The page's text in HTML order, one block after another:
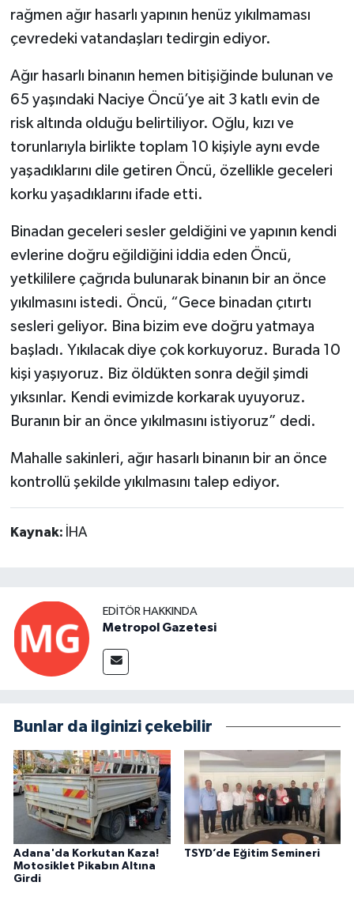
rağmen ağır hasarlı yapının henüz yıkılmaması
çevredeki vatandaşları tedirgin ediyor.
Ağır hasarlı binanın hemen bitişiğinde bulunan ve
65 yaşındaki Naciye Öncü’ye ait 3 katlı evin de
risk altında olduğu belirtiliyor. Oğlu, kızı ve
torunlarıyla birlikte toplam 10 kişiyle aynı evde
yaşadıklarını dile getiren Öncü, özellikle geceleri
korku yaşadıklarını ifade etti.
Binadan geceleri sesler geldiğini ve yapının kendi
evlerine doğru eğildiğini iddia eden Öncü,
yetkililere çağrıda bulunarak binanın bir an önce
yıkılmasını istedi. Öncü, “Gece binadan çıtırtı
sesleri geliyor. Bina bizim eve doğru yatmaya
başladı. Yıkılacak diye çok korkuyoruz. Burada 10
kişi yaşıyoruz. Biz öldükten sonra değil şimdi
yıksınlar. Kendi evimizde korkarak uyuyoruz.
Buranın bir an önce yıkılmasını istiyoruz” dedi.
Mahalle sakinleri, ağır hasarlı binanın bir an önce
kontrollü şekilde yıkılmasını talep ediyor.
Kaynak: İHA
EDITÖR HAKKINDA
Metropol Gazetesi
Bunlar da ilginizi çekebilir
Adana'da Korkutan Kaza!
Motosiklet Pikabın Altına
Girdi
TSYD’de Eğitim Semineri